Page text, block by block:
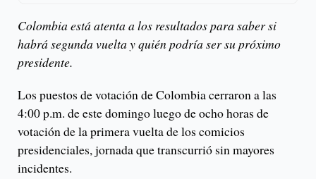
Colombia está atenta a los resultados para saber si
habrá segunda vuelta y quién podría ser su próximo
presidente.
Los puestos de votación de Colombia cerraron a las
4:00 p.m. de este domingo luego de ocho horas de
votación de la primera vuelta de los comicios
presidenciales, jornada que transcurrió sin mayores
incidentes.